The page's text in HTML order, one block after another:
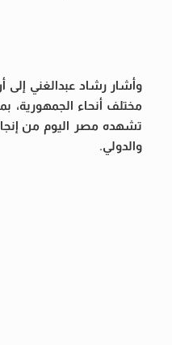
وأشار رشاد عبدالغني إلى
مختلف أنحاء الجمهورية،
تشهده مصر اليوم من
والدولي.